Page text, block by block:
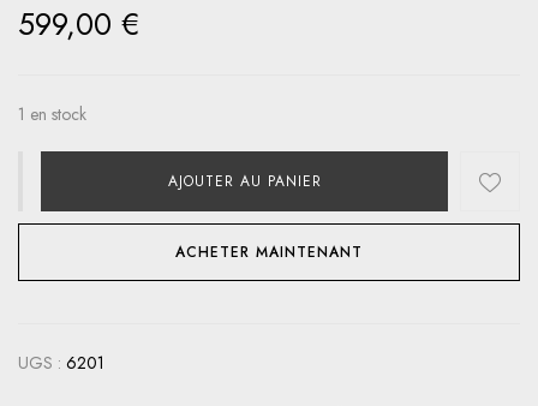
599,00 €
1 en stock
AJOUTER AU PANIER
ACHETER MAINTENANT
UGS : 6201